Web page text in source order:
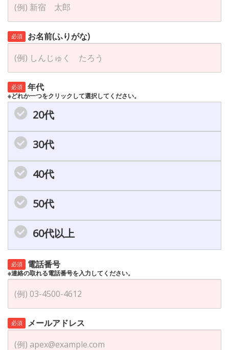
必須 お名前(ふりがな)
必須 年代
※どれか一つをクリックして選択してください。
20代
30代
40代
50代
60代以上
必須 電話番号
※連絡の取れる電話番号を入力してください。
必須 メールアドレス